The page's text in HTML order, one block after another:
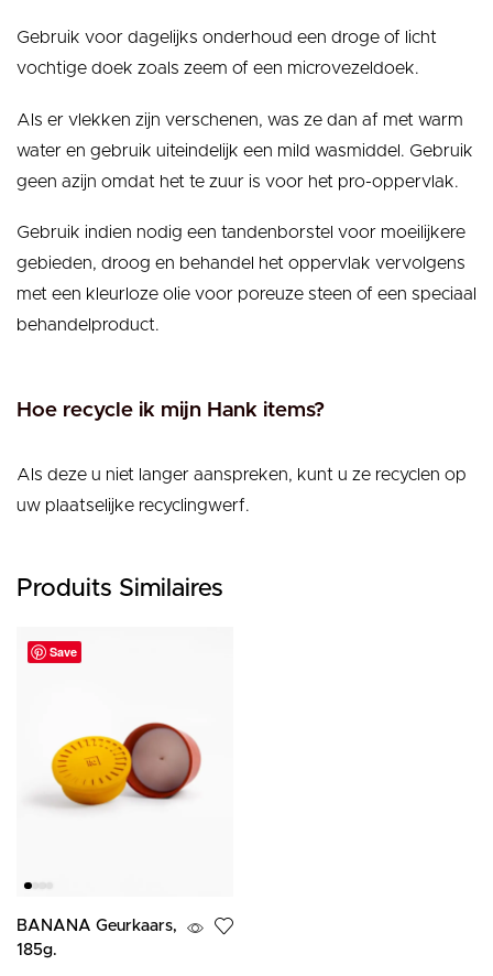
Gebruik voor dagelijks onderhoud een droge of licht
vochtige doek zoals zeem of een microvezeldoek.
Als er vlekken zijn verschenen, was ze dan af met warm
water en gebruik uiteindelijk een mild wasmiddel. Gebruik
geen azijn omdat het te zuur is voor het pro-oppervlak.
Gebruik indien nodig een tandenborstel voor moeilijkere
gebieden, droog en behandel het oppervlak vervolgens
met een kleurloze olie voor poreuze steen of een speciaal
behandelproduct.
Hoe recycle ik mijn Hank items?
Als deze u niet langer aanspreken, kunt u ze recyclen op
uw plaatselijke recyclingwerf.
Produits Similaires
Save
BANANA Geurkaars,
185g.